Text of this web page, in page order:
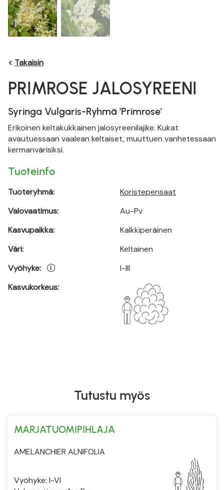
< Takaisin
PRIMROSE JALOSYREENI
Syringa Vulgaris-Ryhmä 'Primrose'
Erikoinen keltakukkainen jalosyreenilajike. Kukat
avautuessaan vaalean keltaiset, muuttuen vanhetessaan
kermanvärisiksi.
Tuoteinfo
Tuoteryhmä:
Valovaatimus:
Kasvupaikka:
Väri:
Vyöhyke:
Kasvukorkeus:
Koristepensaat
Au-Pv
Kalkkiperäinen
Keltainen
I-III
Tutustu myös
MARJATUOMIPIHLAJA
AMELANCHIER ALNIFOLIA
Vyöhyke: I-VI